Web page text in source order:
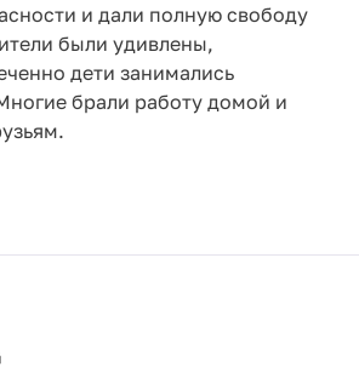
и дали полную свободу
были удивлены,
дети занимались
брали работу домой и